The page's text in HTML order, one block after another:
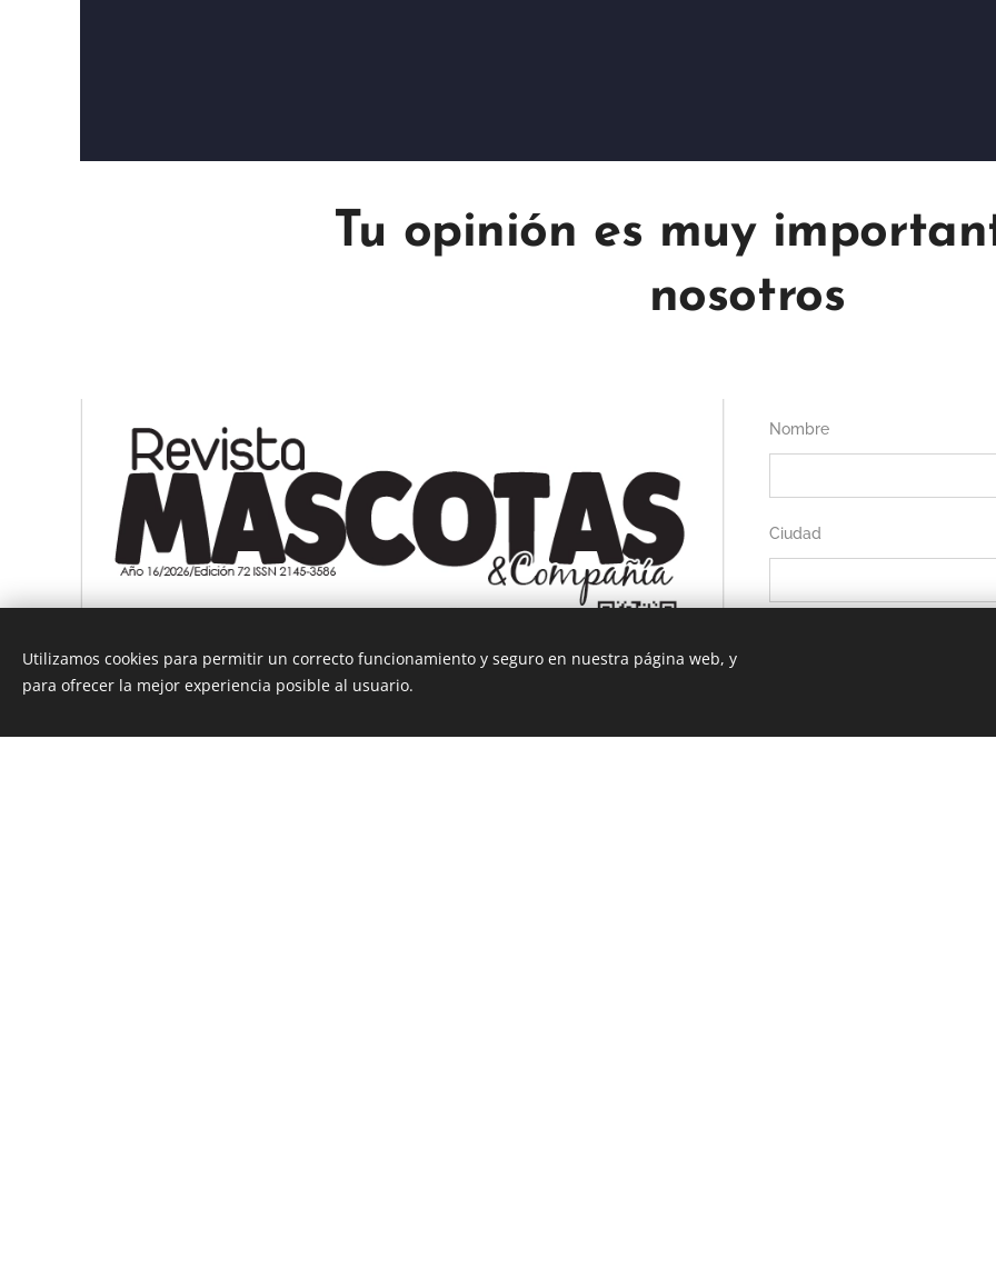
Tu opinión es muy
nosotros
Nombre
Ciudad
Número de teléfono
Utilizamos cookies para permitir un correcto funcionamiento y seguro en nuestra página web, y
para ofrecer la mejor experiencia posible al usuario.